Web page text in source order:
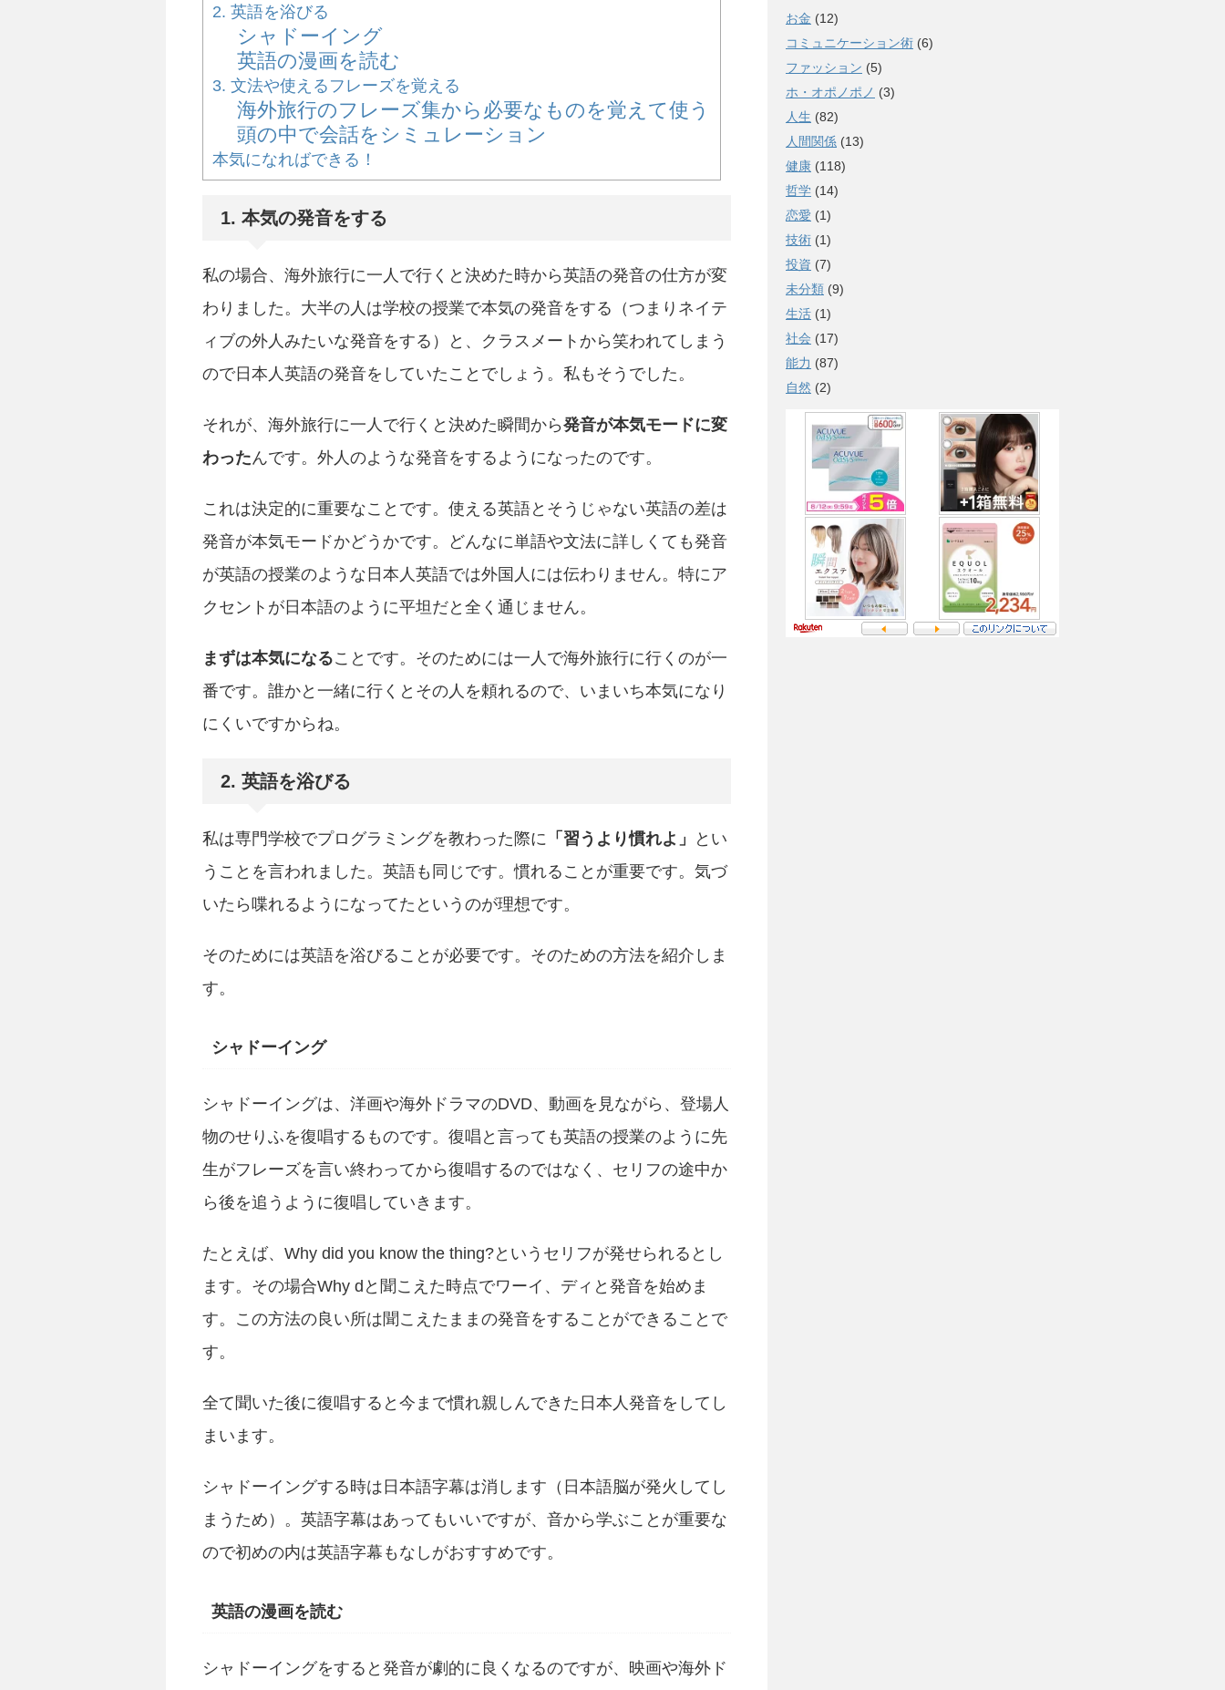
2. 英語を浴びる
シャドーイング
英語の漫画を読む
3. 文法や使えるフレーズを覚える
海外旅行のフレーズ集から必要なものを覚えて使う
頭の中で会話をシミュレーション
本気になればできる！
1. 本気の発音をする
私の場合、海外旅行に一人で行くと決めた時から英語の発音の仕方が変
わりました。大半の人は学校の授業で本気の発音をする（つまりネイテ
ィブの外人みたいな発音をする）と、クラスメートから笑われてしまう
ので日本人英語の発音をしていたことでしょう。私もそうでした。
それが、海外旅行に一人で行くと決めた瞬間から発音が本気モードに変
わったんです。外人のような発音をするようになったのです。
これは決定的に重要なことです。使える英語とそうじゃない英語の差は
発音が本気モードかどうかです。どんなに単語や文法に詳しくても発音
が英語の授業のような日本人英語では外国人には伝わりません。特にア
クセントが日本語のように平坦だと全く通じません。
まずは本気になることです。そのためには一人で海外旅行に行くのが一
番です。誰かと一緒に行くとその人を頼れるので、いまいち本気になり
にくいですからね。
2. 英語を浴びる
私は専門学校でプログラミングを教わった際に 「習うより慣れよ」
とい
うことを言われました。英語も同じです。慣れることが重要です。気づ
いたら喋れるようになってたというのが理想です。
そのためには英語を浴びることが必要です。そのための方法を紹介しま
す。
シャドーイング
シャドーイングは、洋画や海外ドラマのDVD、動画を見ながら、登場人
物のせりふを復唱するものです。復唱と言っても英語の授業のように先
生がフレーズを言い終わってから復唱するのではなく、セリフの途中か
ら後を追うように復唱していきます。
たとえば、Why did you know the thing?というセリフが発せられるとし
ます。その場合Why dと聞こえた時点でワーイ、ディと発音を始めま
す。この方法の良い所は聞こえたままの発音をすることができることで
す。
全て聞いた後に復唱すると今まで慣れ親しんできた日本人発音をしてし
まいます。
シャドーイングする時は日本語字幕は消します（日本語脳が発火してし
まうため）。英語字幕はあってもいいですが、音から学ぶことが重要な
ので初めの内は英語字幕もなしがおすすめです。
英語の漫画を読む
シャドーイングをすると発音が劇的に良くなるのですが、映画や海外ド
お金 (12)
コミュニケーション術 (6)
ファッション (5)
ホ・オポノポノ (3)
人生 (82)
人間関係 (13)
健康 (118)
哲学 (14)
恋愛 (1)
技術 (1)
投資 (7)
未分類 (9)
生活 (1)
社会 (17)
能力 (87)
自然 (2)